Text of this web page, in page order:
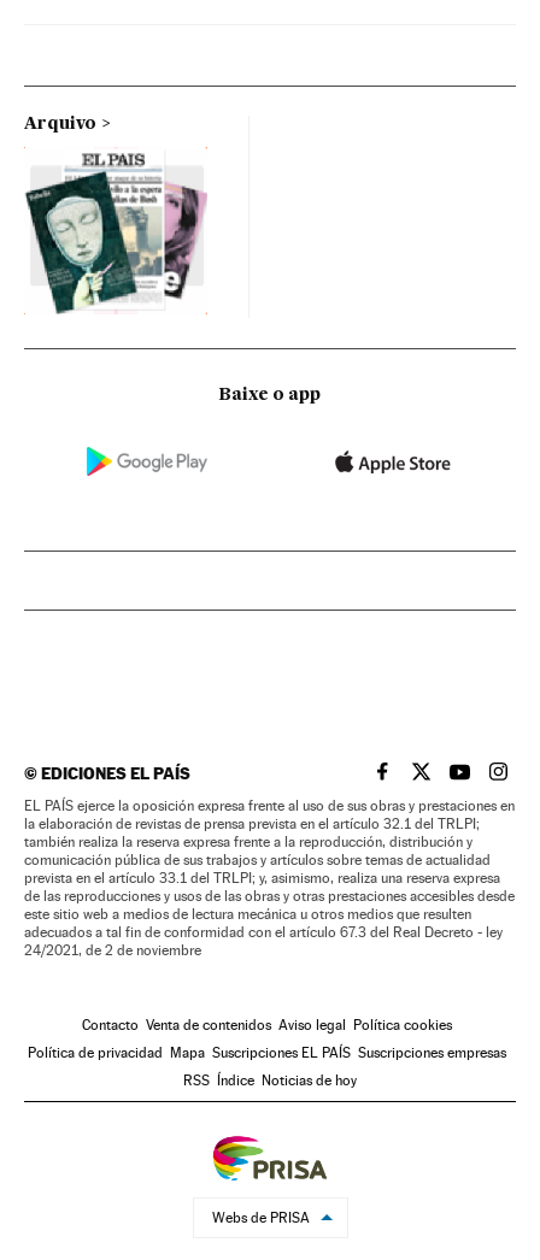
Arquivo
Baixe o app
©EDICIONES EL PAÍS EL PAÍS BRASIL EN
EL PAÍSEL PAÍS
EL
EL PAÍS ejerce la oposición expresa frente al uso de sus obras y prestaciones en
la elaboración de revistas de prensa prevista en el artículo 32.1 del TRLPI;
también realiza la reserva expresa frente a la reproducción, distribución y
comunicación pública de sus trabajos y artículos sobre temas de actualidad
prevista en el artículo 33.1 del TRLPI; y, asimismo, realiza una reserva expresa
de las reproducciones y usos de las obras y otras prestaciones accesibles desde
este sitio web a medios de lectura mecánica u otros medios que resulten
adecuados a tal fin de conformidad con el artículo 67.3 del Real Decreto - ley
24/2021, de 2 de noviembre
Contacto Venta de contenidos Aviso legal Política cookies
Política de privacidad Mapa Suscripciones EL PAÍS Suscripciones empresas
RSS Índice Noticias de hoy
Webs de PRISA